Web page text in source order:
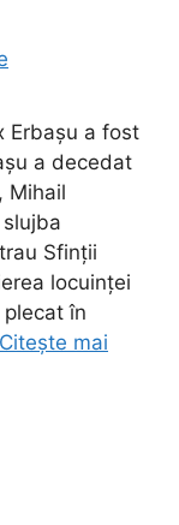
Erbaşu a fost
a decedat
Mihail
Sfinţii
locuinţei
în
Citește mai